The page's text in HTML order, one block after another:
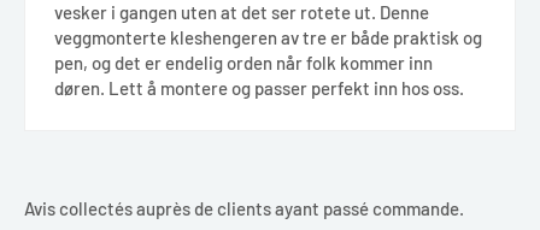
vesker i gangen uten at det ser rotete ut. Denne
veggmonterte kleshengeren av tre er både praktisk og
pen, og det er endelig orden når folk kommer inn
døren. Lett å montere og passer perfekt inn hos oss.
Avis collectés auprès de clients ayant passé commande.